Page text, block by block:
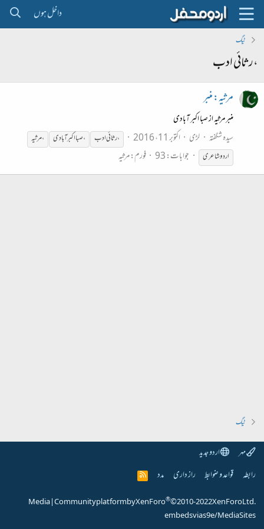
داخل ہوں
ٹیگ
،رثائی ادب
مرثیہ: منبر
منبر مرثیہ از صبا اکبر آبادی
سیدہ شگفتہ لڑی اکتوبر 11، 2016 ،رثائیادب ،صبا اکبر آبادی
،مرثیہ
اردو شاعری
جوابات: 93 فورم:مرثیہ
ٹیگ
مہر
اردو جدید
رابطہ قواعد و ضوابط راز داری مدد
R
S
Community platform by XenForo®© 2010-2022 XenForo Ltd.
|
Media
embeds via s9e/MediaSites